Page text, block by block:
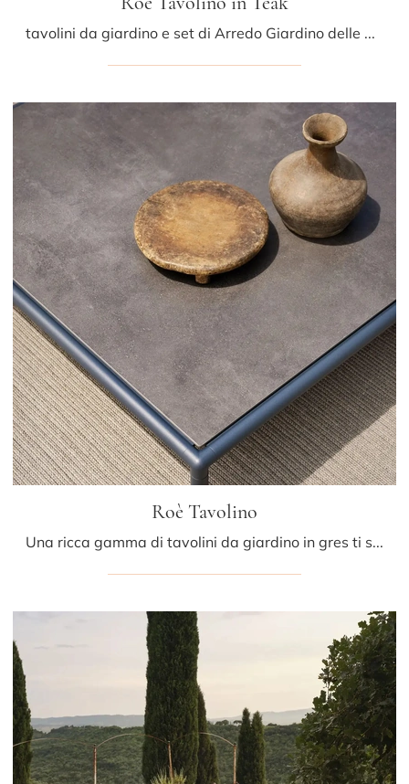
tavolini da giardino e set di Arredo Giardino delle migliori marche: scopri di più sul modello Roè Tavolino in Teak di Fast, clicca subito!
Roè Tavolino
Una ricca gamma di tavolini da giardino in gres ti sta aspettando nel nostro showroom: clicca e scopri il modello Roè Tavolino di Fast.